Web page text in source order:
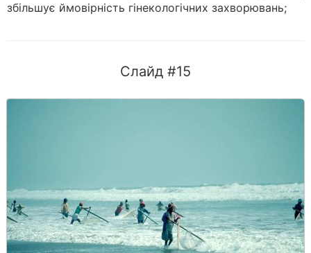
збільшує ймовірність гінекологічних захворювань;
Слайд #15